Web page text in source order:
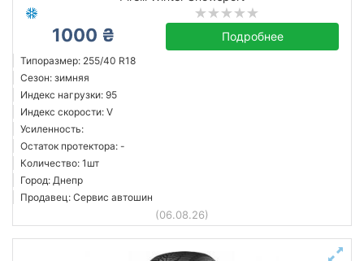
1000 ₴ Подробнее
Типоразмер: 255/40 R18
Сезон: зимняя
Индекс нагрузки: 95
Индекс скорости: V
Усиленность:
Остаток протектора: -
Количество: 1шт
Город: Днепр
Продавец: Сервис автошин
(06.08.26)